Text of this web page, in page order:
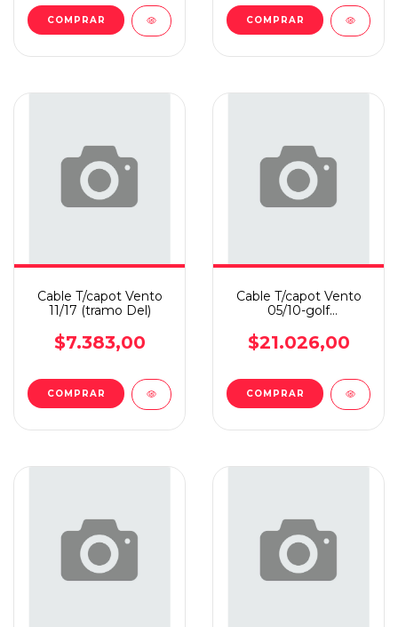
COMPRAR COMPRAR
Cable T/capot Vento
11/17 (tramo Del)
$7.383,00
COMPRAR
Cable T/capot Vento
05/10-golf
$21.026,00
COMPRAR